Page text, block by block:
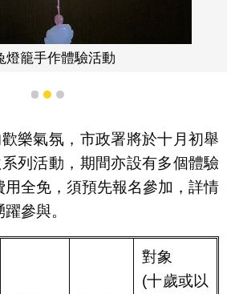
燈籠手作體驗活動
1 2 3
樂氣氛，市政署將於十月初舉
系列活動，期間亦設有多個體驗
用全免，須預先報名參加，詳情
參與。
對象
(十歲或以